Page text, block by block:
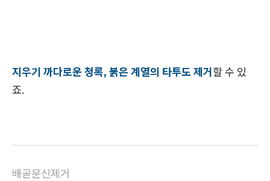
지우기 까다로운 청록, 붉은 계열의 타투도 제거할 수 있
죠.
배곧문신제거